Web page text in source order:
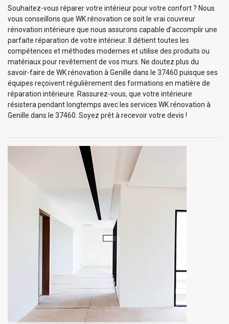
Souhaitez-vous réparer votre intérieur pour votre confort ? Nous
vous conseillons que WK rénovation ce soit le vrai couvreur
rénovation intérieure que nous assurons capable d’accomplir une
parfaite réparation de votre intérieur. Il détient toutes les
compétences et méthodes modernes et utilise des produits ou
matériaux pour revêtement de vos murs. Ne doutez plus du
savoir-faire de WK rénovation à Genille dans le 37460 puisque ses
équipes reçoivent régulièrement des formations en matière de
réparation intérieure. Rassurez-vous, que votre intérieure
résistera pendant longtemps avec les services WK rénovation à
Genille dans le 37460. Soyez prêt à recevoir votre devis !